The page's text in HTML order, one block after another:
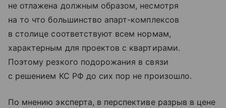
не отлажена должным образом, несмотря
на то что большинство апарт-комплексов
в столице соответствуют всем нормам,
характерным для проектов с квартирами.
Поэтому резкого подорожания в связи
с решением КС РФ до сих пор не произошло.
По мнению эксперта, в перспективе разрыв в цене